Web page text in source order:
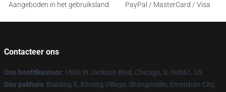
Aangeboden in het gebruiksland
PayPal / MasterCard / Visa
Contacteer ons
Ons hoofdkantoor: 1600 W Jackson Blvd, Chicago, IL 60661, US
Ons pakhuis: Building 5, Xinxing Village, Shangmeilin, Emeishan City,